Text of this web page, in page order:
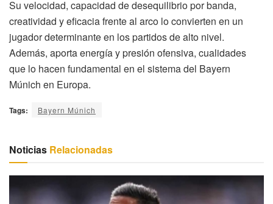
Su velocidad, capacidad de desequilibrio por banda,
creatividad y eficacia frente al arco lo convierten en un
jugador determinante en los partidos de alto nivel.
Además, aporta energía y presión ofensiva, cualidades
que lo hacen fundamental en el sistema del Bayern
Múnich en Europa.
Tags: Bayern Múnich
Noticias Relacionadas